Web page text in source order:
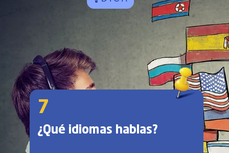
7
¿Qué idiomas hablas?